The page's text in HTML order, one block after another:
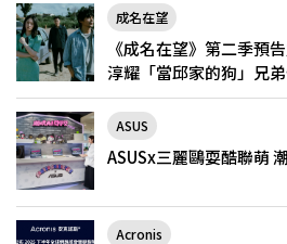
成名在望
《成名在望》第二季預
淳耀「當邱家的狗」兄
ASUS
ASUSx三麗鷗耍酷聯萌
Acronis